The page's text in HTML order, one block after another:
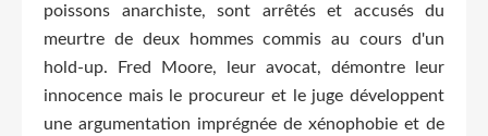
poissons anarchiste, sont arrêtés et accusés du
meurtre de deux hommes commis au cours d'un
hold-up. Fred Moore, leur avocat, démontre leur
innocence mais le procureur et le juge développent
une argumentation imprégnée de xénophobie et de